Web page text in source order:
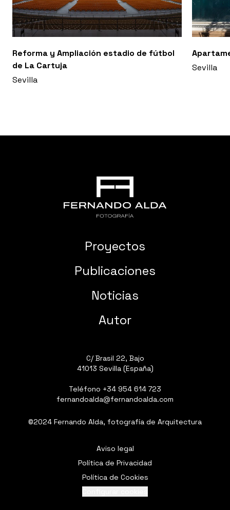
Reforma y Ampliación estadio de fútbol
de La Cartuja
Sevilla
Sevilla
Proyectos
Publicaciones
Noticias
Autor
C/ Brasil 22, Bajo
41013 Sevilla (España)
Teléfono +34 954 614 723
fernandoalda@fernandoalda.com
©2024 Fernando Alda, fotografía de Arquitectura
Aviso legal
Política de Privacidad
Política de Cookies